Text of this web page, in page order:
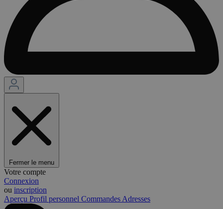
Fermer le menu
Votre compte
Connexion
ou inscription
Aperçu Profil personnel Commandes Adresses